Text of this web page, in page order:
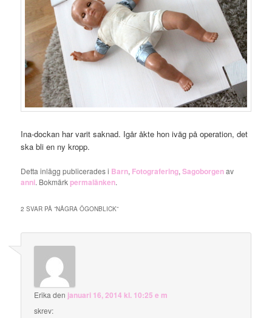
Ina-dockan har varit saknad. Igår åkte hon iväg på operation, det
ska bli en ny kropp.
Detta inlägg publicerades i Barn, Fotografering,Sagoborgenav
anni. Bokmärkpermalänken.
2 SVAR PÅ ”NÅGRA ÖGONBLICK”
Erika den januari 16, 2014 kl. 10:25 e m
skrev: